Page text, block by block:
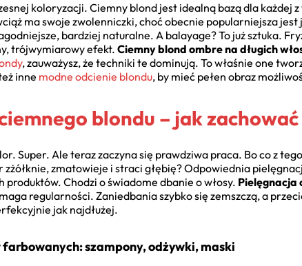
koloryzacji. Ciemny blond jest idealną bazą dla każdej
ma swoje zwolenniczki, choć obecnie popularniejsza
bardziej naturalne. A balayage? To już sztuka.
trójwymiarowy efekt. Ciemny blond ombre na długich
, zauważysz, że techniki te dominują. To właśnie one
inne modne odcienie blondu, by mieć pełen obraz
blondu – jak
Super. Ale teraz zaczyna się prawdziwa praca. Bo co z
zmatowieje i straci głębię? Odpowiednia
produktów. Chodzi o świadome dbanie o włosy. Pielęgnacja
regularności. Zaniedbania szybko się zemszczą, a
jak najdłużej.
farbowanych: szampony, odżywki, maski